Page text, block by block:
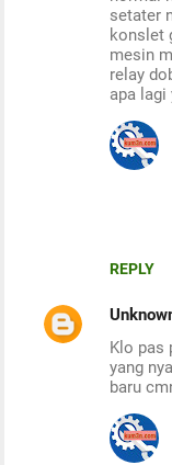
setater
konslet
mesin
relay
apa lagi
REPLY
Klo pas
yang
baru